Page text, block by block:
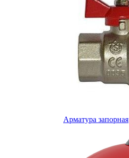
Арматура запорная